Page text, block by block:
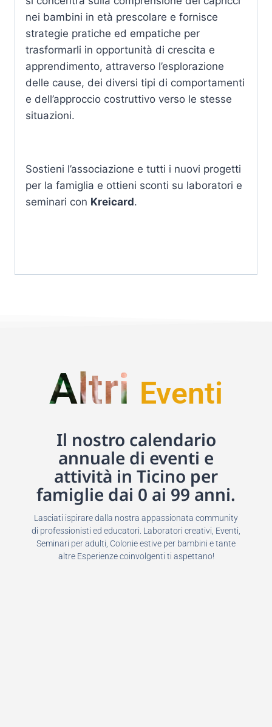
nei bambini in età prescolare e fornisce
strategie pratiche ed empatiche per
trasformarli in opportunità di crescita e
apprendimento, attraverso l’esplorazione
delle cause, dei diversi tipi di comportamenti
e dell’approccio costruttivo verso le stesse
situazioni.
Sostieni l’associazione e tutti i nuovi progetti
per la famiglia e ottieni sconti su laboratori e
seminari con Kreicard.
Altri Eventi
Il nostro calendario
annuale di eventi e
attività in Ticino per
famiglie dai 0 ai 99 anni.
Lasciati ispirare dalla nostra appassionata community
di professionisti ed educatori. Laboratori creativi, Eventi,
Seminari per adulti, Colonie estive per bambini e tante
altre Esperienze coinvolgenti ti aspettano!